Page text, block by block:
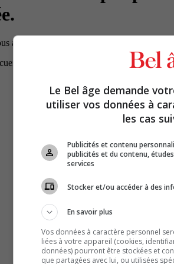
assurer que le chemin d'accès est correct.
Le Bel âge demande
utiliser vos données à
les cas
Publicités et contenu
publicités et du contenu,
services
Stocker et/ou accéder à des
En savoir plus
Vos données à caractère personnel
liées à votre appareil (cookies,
données) pourront être stockées et
que partagées avec lui, ou utilisées